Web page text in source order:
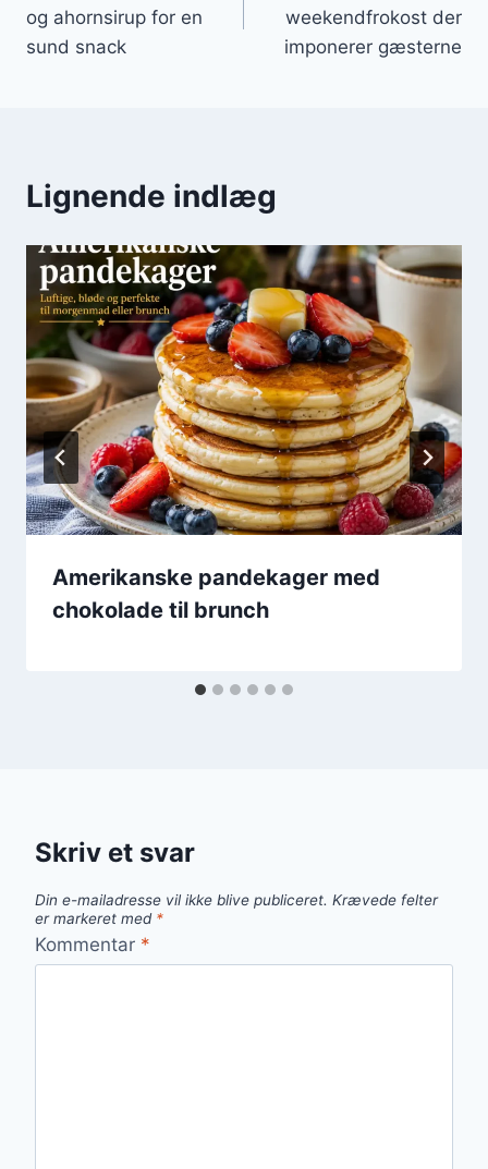
og ahornsirup for en
sund snack
weekendfrokost der
imponerer gæsterne
Lignende indlæg
Amerikanske pandekager med
chokolade til brunch
Skriv et svar
Din e-mailadresse vil ikke blive publiceret. Krævede felter
er markeret med *
Kommentar *